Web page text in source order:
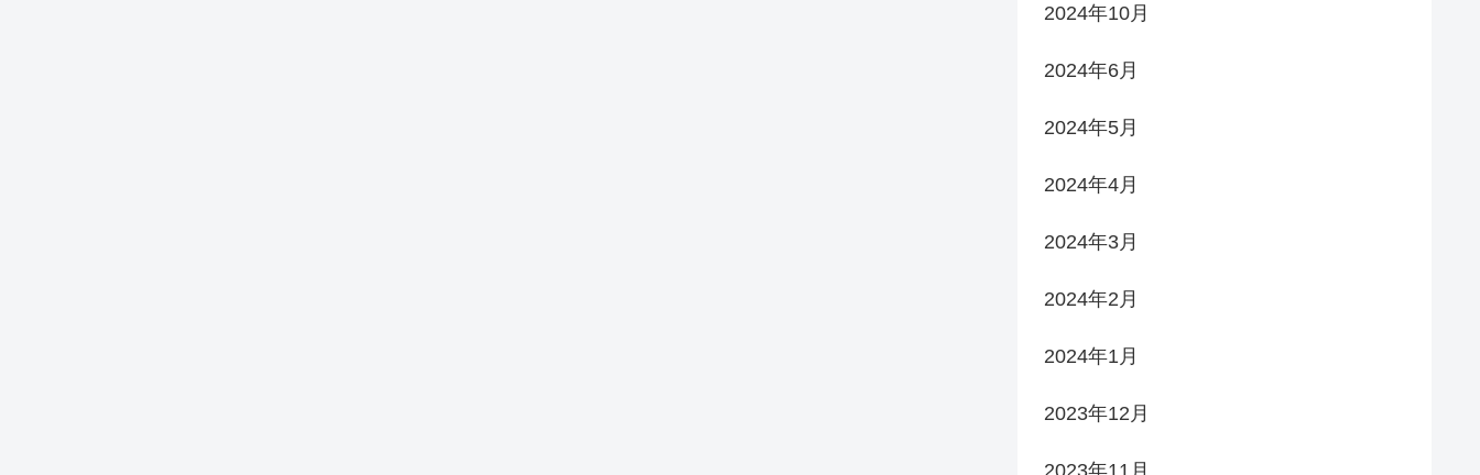
2024年10月
2024年6月
2024年5月
2024年4月
2024年3月
2024年2月
2024年1月
2023年12月
2023年11月